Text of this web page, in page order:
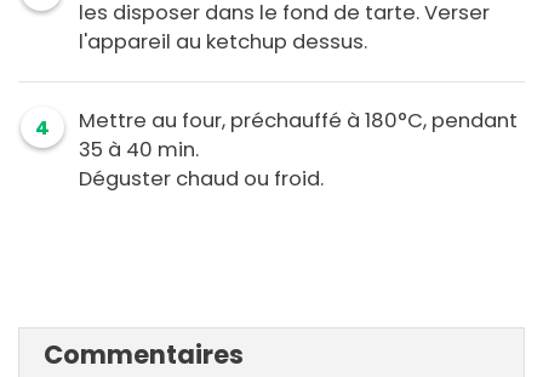
les disposer dans le fond de tarte. Verser
l'appareil au ketchup dessus.
4
Mettre au four, préchauffé à 180°C, pendant
35 à 40 min.
Déguster chaud ou froid.
Commentaires